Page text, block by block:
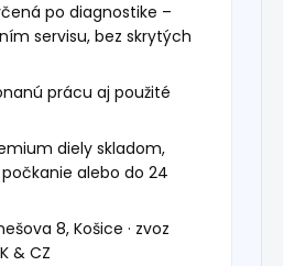
po diagnostike –
servisu, bez skrytých
prácu aj použité
diely skladom,
alebo do 24
8, Košice · zvoz
& CZ